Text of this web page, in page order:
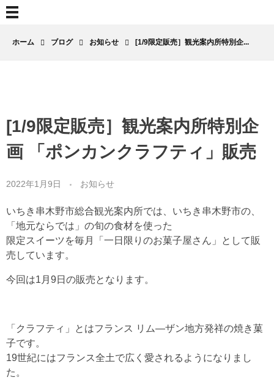
ホーム ブログ お知らせ [1/9限定販売］観光案内所特別企...
[1/9限定販売］観光案内所特別企
画 「ポンカンクラフティ」販売
2022年1月9日 お知らせ
いちき串木野市総合観光案内所では、いちき串木野市の、
「地元ならでは」の旬の食材を使った
限定スイーツを毎月「一日限りのお菓子屋さん」として販
売しています。
今回は1月9日の販売となります。
「クラフティ」とはフランス リム―ザン地方発祥の焼き菓
子です。
19世紀にはフランス全土で広く愛されるようになりまし
た。